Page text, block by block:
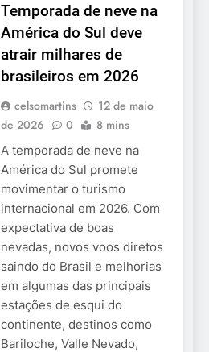
Temporada de neve na
América do Sul deve
atrair milhares de
brasileiros em 2026
celsomartins
12 de maio
de 2026
0 8 mins
A temporada de neve na
América do Sul promete
movimentar o turismo
internacional em 2026. Com
expectativa de boas
nevadas, novos voos diretos
saindo do Brasil e melhorias
em algumas das principais
estações de esqui do
continente, destinos como
Bariloche, Valle Nevado,